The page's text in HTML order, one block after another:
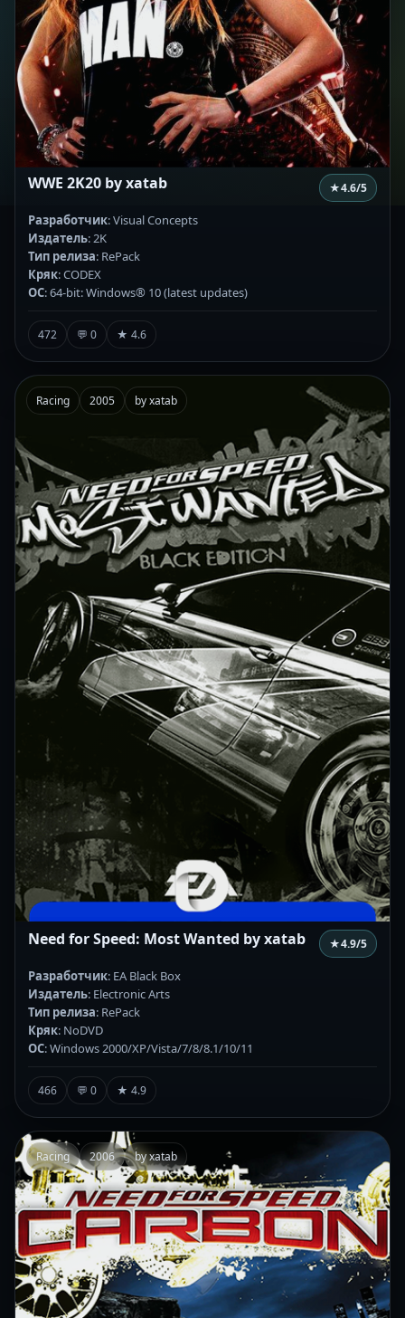
WWE 2K20 by xatab ★4.6/5
Разработчик: Visual Concepts
Издатель: 2K
Тип релиза: RePack
Кряк: CODEX
ОС: 64-bit: Windows® 10 (latest updates)
472 💬 0 ★ 4.6
Racing 2005 by xatab
Need for Speed: Most Wanted by xatab ★4.9/5
Разработчик: EA Black Box
Издатель: Electronic Arts
Тип релиза: RePack
Кряк: NoDVD
ОС: Windows 2000/XP/Vista/7/8/8.1/10/11
466 💬 0 ★ 4.9
Racing 2006 by xatab